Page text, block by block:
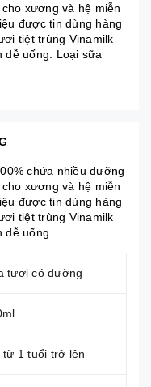
xương và hệ miễn
được tin dùng hàng
tiệt trùng Vinamilk
dễ uống. Loại sữa
chứa nhiều dưỡng
xương và hệ miễn
được tin dùng hàng
tiệt trùng Vinamilk
uống.
tươi có đường
từ 1 tuổi trở lên